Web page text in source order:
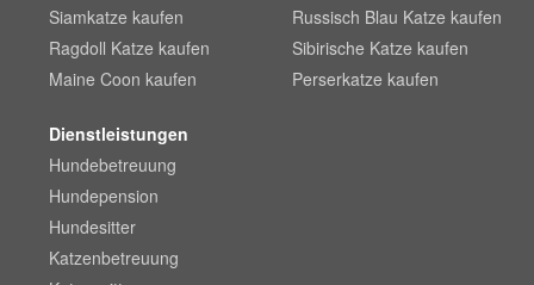
Siamkatze kaufen
Ragdoll Katze kaufen
Maine Coon kaufen
Russisch Blau Katze kaufen
Sibirische Katze kaufen
Perserkatze kaufen
Dienstleistungen
Hundebetreuung
Hundepension
Hundesitter
Katzenbetreuung